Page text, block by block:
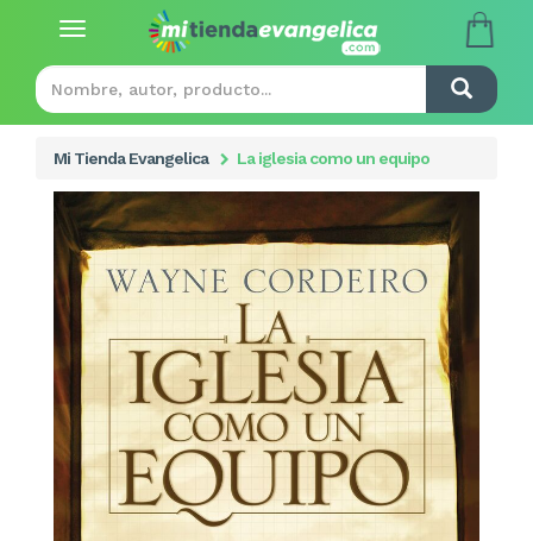
Toggle
Mi Tienda Evangelica La iglesia como un equipo